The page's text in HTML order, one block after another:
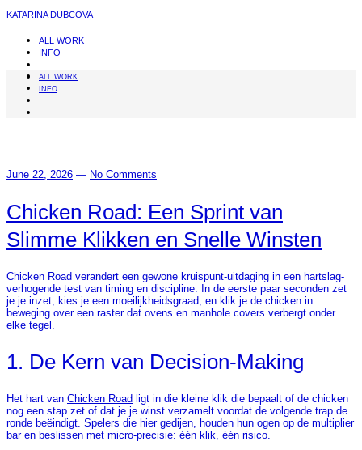
KATARINA DUBCOVA
ALL WORK
INFO
ALL WORK
INFO
June 22, 2026 — No Comments
Chicken Road: Een Sprint van
Slimme Klikken en Snelle Winsten
Chicken Road verandert een gewone kruispunt-uitdaging in een hartslag-
verhogende test van timing en discipline. In de eerste paar seconden zet
je je inzet, kies je een moeilijkheidsgraad, en klik je de chicken in
beweging over een raster dat ovens en manhole covers verbergt onder
elke tegel.
1. De Kern van Decision‑Making
Het hart van Chicken Road ligt in die kleine klik die bepaalt of de chicken
nog een stap zet of dat je je winst verzamelt voordat de volgende trap de
ronde beëindigt. Spelers die hier gedijen, houden hun ogen op de multiplier
bar en beslissen met micro‑precisie: één klik, één risico.